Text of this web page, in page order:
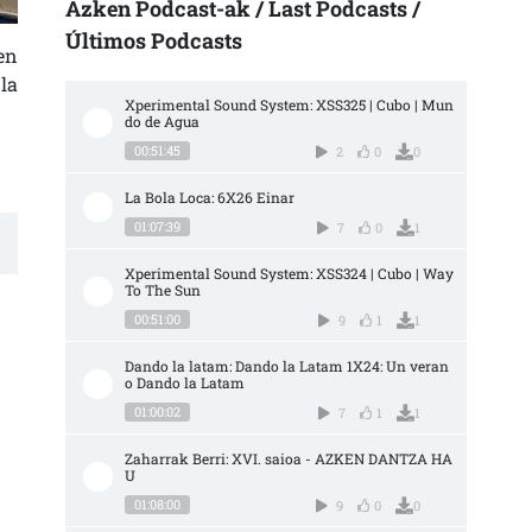
Azken Podcast-ak / Last Podcasts /
Últimos Podcasts
Xperimental Sound System: XSS325 | Cubo | Mun
do de Agua
00:51:45 2 0 0
La Bola Loca: 6X26 Einar
01:07:39 7 0 1
Xperimental Sound System: XSS324 | Cubo | Way
To The Sun
00:51:00 9 1 1
Dando la latam: Dando la Latam 1X24: Un veran
o Dando la Latam
01:00:02 7 1 1
Zaharrak Berri: XVI. saioa - AZKEN DANTZA HA
U
01:08:00 9 0 0